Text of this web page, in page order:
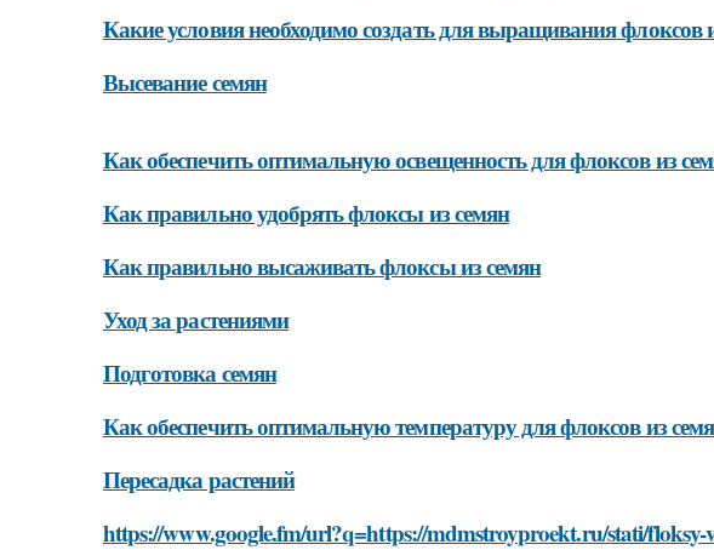
Какие условия необходимо создать для выращивания флоксов
Высевание семян
Как обеспечить оптимальную освещенность для флоксов из
Как правильно удобрять флоксы из семян
Как правильно высаживать флоксы из семян
Уход за растениями
Подготовка семян
Как обеспечить оптимальную температуру для флоксов из
Пересадка растений
https://www.google.fm/url?q=https://mdmstroyproekt.ru/stati/